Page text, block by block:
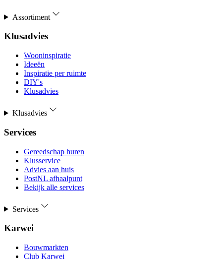
Assortiment
Klusadvies
Wooninspiratie
Ideeën
Inspiratie per ruimte
DIY's
Klusadvies
Klusadvies
Services
Gereedschap huren
Klusservice
Advies aan huis
PostNL afhaalpunt
Bekijk alle services
Services
Karwei
Bouwmarkten
Club Karwei